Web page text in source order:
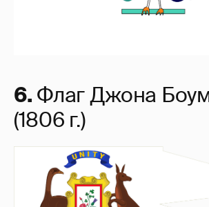
6. Флаг Джона
(1806 г.)